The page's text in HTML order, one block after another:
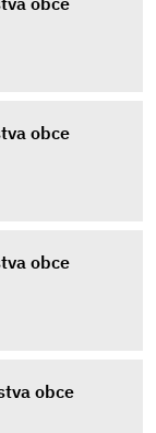
obce
obce
obce